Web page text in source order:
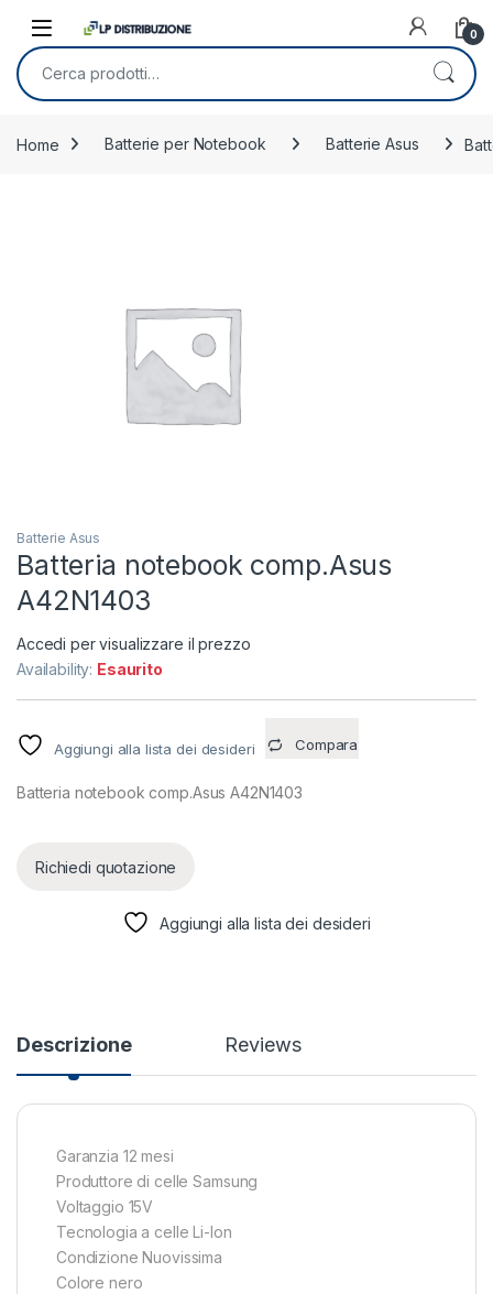
0
Cerca:
Home Batterie per Notebook Batterie Asus
Batterie Asus
Batteria notebook comp.Asus
A42N1403
Accedi per visualizzare il prezzo
Availability: Esaurito
Aggiungi alla lista dei desideri Compara
Batteria notebook comp.Asus A42N1403
Richiedi quotazione
Aggiungi alla lista dei desideri
Descrizione Reviews
Garanzia 12 mesi
Produttore di celle Samsung
Voltaggio 15V
Tecnologia a celle Li-Ion
Condizione Nuovissima
Colore nero